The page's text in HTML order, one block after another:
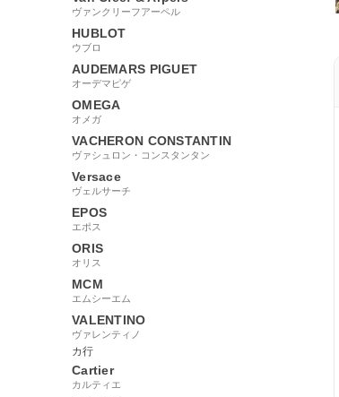
ヴァンクリーフアーペル
HUBLOT
ウブロ
AUDEMARS PIGUET
オーデマピゲ
OMEGA
オメガ
VACHERON CONSTANTIN
ヴァシュロン・コンスタンタン
Versace
ヴェルサーチ
EPOS
エポス
ORIS
オリス
MCM
エムシーエム
VALENTINO
ヴァレンティノ
カ行
Cartier
カルティエ